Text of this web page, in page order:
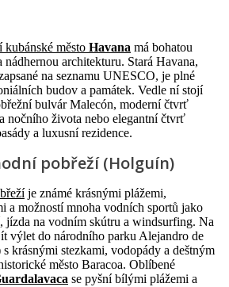
kubánské město Havana má bohatou
architekturu. Stará Havana,
na seznamu UNESCO, je plné
budov a památek. Vedle ní stojí
bulvár Malecón, moderní čtvrť
nočního života nebo elegantní čtvrť
a luxusní rezidence.
pobřeží (Holguín)
je známé krásnými plážemi,
a možností mnoha vodních sportů jako
jízda na vodním skútru a windsurfing. Na
výlet do národního parku Alejandro de
krásnými stezkami, vodopády a deštným
město Baracoa. Oblíbené
se pyšní bílými plážemi a